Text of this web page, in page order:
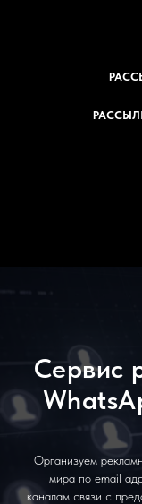
Сервис
Организуем
мира по email
каналам связи с